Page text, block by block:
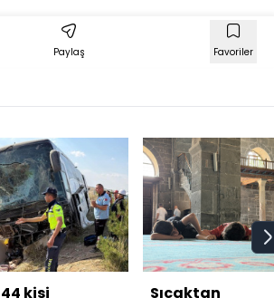
Paylaş Favoriler
44 kişi
Sıcaktan